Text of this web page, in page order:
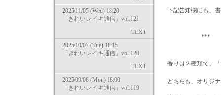
2025/11/05 (Wed) 18:20
「きれいレイキ通信」vol.121
TEXT
2025/10/07 (Tue) 18:15
「きれいレイキ通信」vol.120
TEXT
2025/09/08 (Mon) 18:00
「きれいレイキ通信」vol.119
下記告知欄にも、
***
香りは２種類で、
どちらも、オリジ